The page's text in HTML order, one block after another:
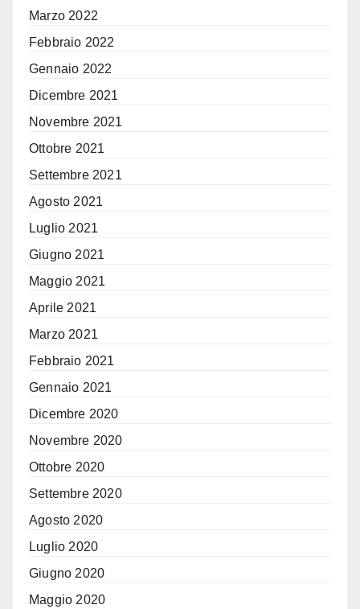
Marzo 2022
Febbraio 2022
Gennaio 2022
Dicembre 2021
Novembre 2021
Ottobre 2021
Settembre 2021
Agosto 2021
Luglio 2021
Giugno 2021
Maggio 2021
Aprile 2021
Marzo 2021
Febbraio 2021
Gennaio 2021
Dicembre 2020
Novembre 2020
Ottobre 2020
Settembre 2020
Agosto 2020
Luglio 2020
Giugno 2020
Maggio 2020